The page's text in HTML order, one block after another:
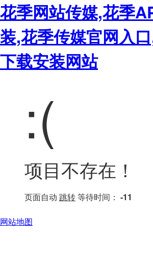
花季网站传媒,花季
装,花季传媒官网入
下载安装网站
:(
项目不存在！
页面自动 跳转等待时间： -11
网站地图